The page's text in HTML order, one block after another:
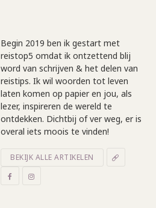
Begin 2019 ben ik gestart met
reistop5 omdat ik ontzettend blij
word van schrijven & het delen van
reistips. Ik wil woorden tot leven
laten komen op papier en jou, als
lezer, inspireren de wereld te
ontdekken. Dichtbij of ver weg, er is
overal iets moois te vinden!
BEKIJK ALLE ARTIKELEN